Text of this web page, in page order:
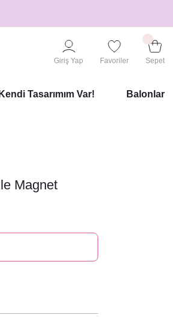
Giriş Yap Favoriler Sepet
Kendi Tasarımım Var! Balonlar
Magnet